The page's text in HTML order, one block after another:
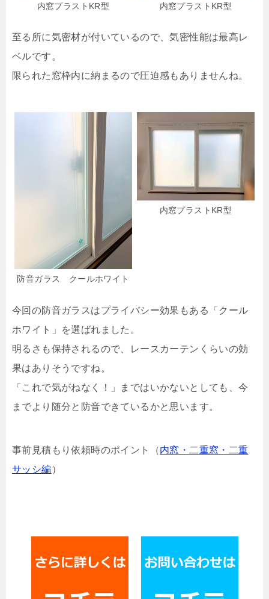
内窓プラストKR型 内窓プラストKR型
至る所に気密材が付いているので、気密性能は最高レ
ベルです。
限られた窓枠内に納まるので圧迫感もありませんね。
防音ガラス クールホワイト
内窓プラストKR型
今回の防音ガラスはプライバシー効果もある「クール
ホワイト」を選ばれました。
明るさも保持されるので、レースカーテンくらいの効
果はありそうですね。
「これで気がねなく！」まではいかないとしても、今
までより随分と防音できているかと思います。
事前見積もり依頼時のポイント（内窓・二重窓・二重
サッシ編）